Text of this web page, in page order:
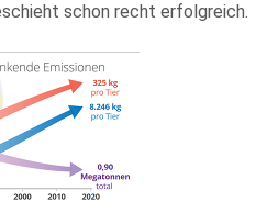
schon recht erfolgreich.